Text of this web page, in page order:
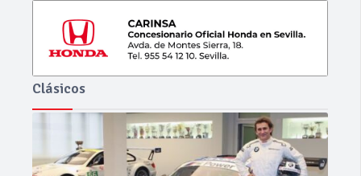
Clásicos